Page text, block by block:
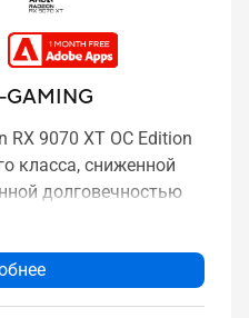
GAMING
RX 9070 XT OC Edition
класса, сниженной
долговечностью